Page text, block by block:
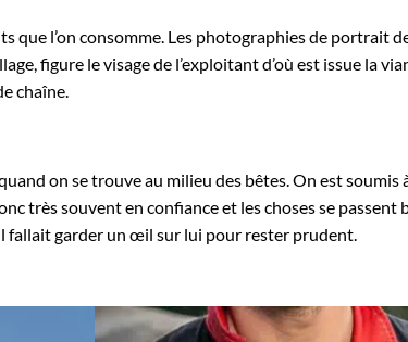
que l’on consomme. Les photographies de portrait
figure le visage de l’exploitant d’où est issue la
chaîne.
on se trouve au milieu des bêtes. On est soumis
très souvent en confiance et les choses se
fallait garder un œil sur lui pour rester prudent.